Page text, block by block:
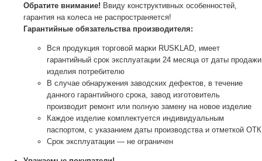
Обратите внимание! Ввиду конструктивных особенностей,
гарантия на колеса не распространяется!
Гарантийные обязательства производителя:
Вся продукция торговой марки RUSKLAD, имеет
гарантийный срок эксплуатации 24 месяца от даты продажи
изделия потребителю
В случае обнаружения заводских дефектов, в течение
данного гарантийного срока, завод изготовитель
производит ремонт или полную замену на новое изделие
Каждое изделие комплектуется индивидуальным
паспортом, с указанием даты производства и отметкой ОТК
Срок эксплуатации — не ограничен